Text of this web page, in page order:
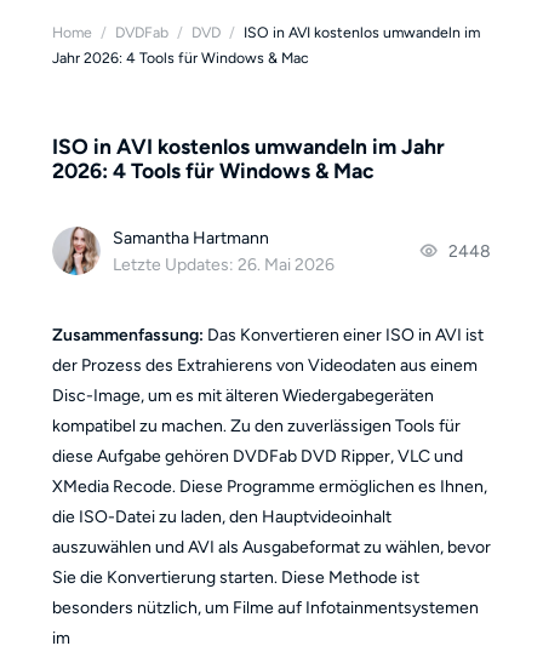
Home / DVDFab / DVD / ISO in AVI kostenlos umwandeln im
Jahr 2026: 4 Tools für Windows & Mac
ISO in AVI kostenlos umwandeln im Jahr
2026: 4 Tools für Windows & Mac
Samantha Hartmann
Letzte Updates: 26. Mai 2026
2448
Zusammenfassung: Das Konvertieren einer ISO in AVI ist
der Prozess des Extrahierens von Videodaten aus einem
Disc-Image, um es mit älteren Wiedergabegeräten
kompatibel zu machen. Zu den zuverlässigen Tools für
diese Aufgabe gehören DVDFab DVD Ripper, VLC und
XMedia Recode. Diese Programme ermöglichen es Ihnen,
die ISO-Datei zu laden, den Hauptvideoinhalt
auszuwählen und AVI als Ausgabeformat zu wählen, bevor
Sie die Konvertierung starten. Diese Methode ist
besonders nützlich, um Filme auf Infotainmentsystemen
im